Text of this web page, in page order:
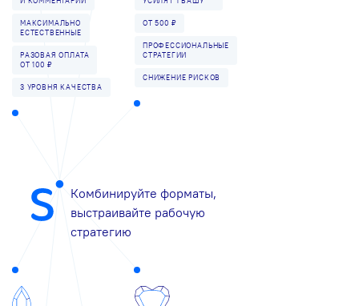
Комбинируйте форматы,
выстраивайте рабочую
стратегию
МАКСИМАЛЬНО
ЕСТЕСТВЕННЫЕ
РАЗОВАЯ ОПЛАТА
ОТ 100 ₽
3 УРОВНЯ КАЧЕСТВА
ОТ 500 ₽
ПРОФЕССИОНАЛЬНЫЕ
СТРАТЕГИИ
СНИЖЕНИЕ РИСКОВ